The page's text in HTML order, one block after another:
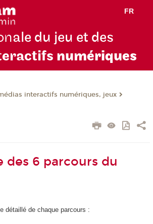
FR
ale du jeu et des
numériques
interactifs numériques, jeux
des 6 parcours du
détaillé de chaque parcours :